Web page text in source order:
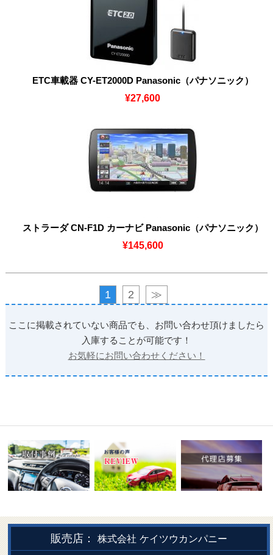
ETC車載器 CY-ET2000D Panasonic（パナソニック）
¥27,600
ストラーダ CN-F1D カーナビ Panasonic（パナソニック）
¥145,600
1 2 ≫
ここに掲載されていない商品でも、お問い合わせ頂けましたら
入庫することが可能です！
お気軽にお問い合わせください！
販売店：株式会社 ケイツウカンパニー